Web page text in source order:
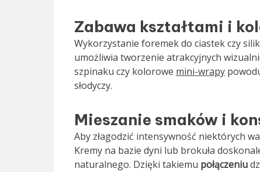
Zabawa kształtami i
Wykorzystanie foremek do ciastek czy
umożliwia tworzenie atrakcyjnych
szpinaku czy kolorowe mini-wrapy
słodyczy.
Mieszanie smaków i
Aby złagodzić intensywność niektórych
Kremy na bazie dyni lub brokuła
naturalnego. Dzięki takiemu połączeniu